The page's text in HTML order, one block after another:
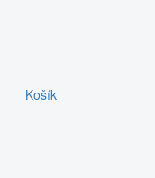
Košík